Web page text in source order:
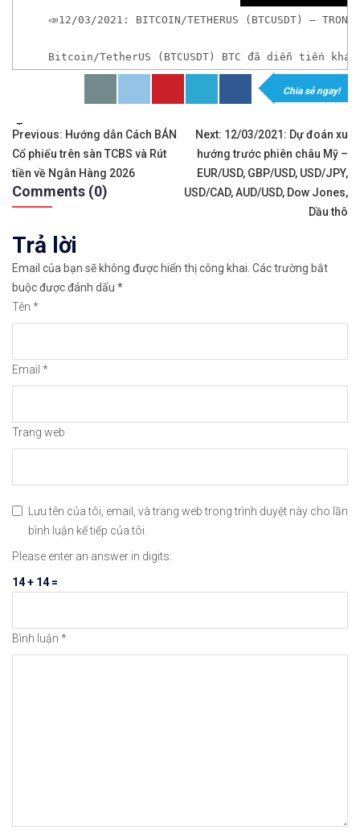
📣12/03/2021: BITCOIN/TETHERUS (BTCUSDT) – TRONG
Bitcoin/TetherUS (BTCUSDT) BTC đã diễn tiến
*Nếu chưa có tài khoản giao dịch Tiền Ảo hoặc
Sàn Binance
Sàn Remitano
Mở tài khoản
Hướng Dẫn Mở Tài Khoản Giao Dịch Tiền
Mở tài khoản
Chia sẻ ngay!
Tags:
Điều
hướng
bài
viết
Previous: Hướng dẫn Cách BÁN
Cổ phiếu trên sàn TCBS và Rút
tiền về Ngân Hàng 2026
Next: 12/03/2021: Dự đoán xu
hướng trước phiên châu Mỹ –
EUR/USD, GBP/USD, USD/JPY,
USD/CAD, AUD/USD, Dow Jones,
Dầu thô
Comments (0)
Trả lời
Email của bạn sẽ không được hiển thị công khai. Các trường bắt
buộc được đánh dấu *
Tên *
Email *
Trang web
Lưu tên của tôi, email, và trang web trong trình duyệt này cho lần
bình luận kế tiếp của tôi.
Please enter an answer in digits:
14 + 14 =
Bình luận *